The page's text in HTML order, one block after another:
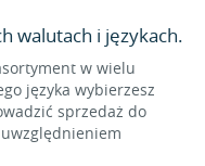
walutach i językach.
w wielu
języka wybierzesz
sprzedaż do